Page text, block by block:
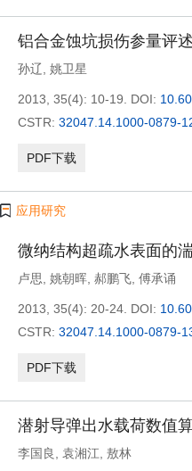
铝合金蚀坑损伤参量评述
孙辽 姚卫星
2013, 35(4): 10-19. DOI:
CSTR: 32047.14.1000-0879-
PDF下载
应用研究
微纳结构超疏水表面的
卢思 姚朝晖 郝鹏飞 傅承诵
2013, 35(4): 20-24. DOI:
CSTR: 32047.14.1000-0879-
PDF下载
潜射导弹出水载荷数值
李国良 袁湘江 敖林